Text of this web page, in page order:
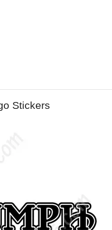
Stickers